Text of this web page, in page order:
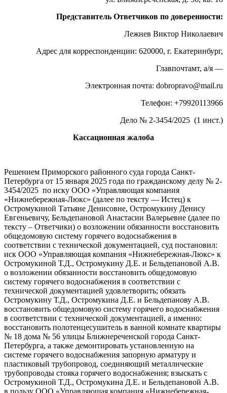
Представитель Ответчиков по доверенности:
Лежнев Виктор Николаевич
Адрес для корреспонденции: 620000, г. Екатеринбург,
Главпочтамт, а/я —
Электронная почта: dobropravo@mail.ru
Телефон: +79920113966
Дело № 2-3454/2025 (1 инст.)
Кассационная жалоба
Решением Приморского районного суда города Санкт-
Петербурга от 15 января 2025 года по гражданскому делу № 2-
3454/2025 по иску ООО «Управляющая компания
«Нижнебережная-Люкс» (далее по тексту — Истец) к
Остромукиной Татьяне Денисовне, Остромукину Денису
Евгеньевичу, Бельдепановой Анастасии Валерьевне (далее по
тексту – Ответчики) о возложении обязанности восстановить
общедомовую систему горячего водоснабжения в
соответствии с технической документацией, суд постановил:
иск ООО «Управляющая компания «Нижнебережная-Люкс» к
Остромукиной Т.Д., Остромукину Д.Е. и Бельдепановой А.В.
о возложении обязанности восстановить общедомовую
систему горячего водоснабжения в соответствии с
технической документацией удовлетворить; обязать
Остромукину Т.Д., Остромукина Д.Е. и Бельдепанову А.В.
восстановить общедомовую систему горячего водоснабжения
в соответствии с технической документацией, а именно:
восстановить полотенцесушитель в ванной комнате квартиры
№ 18 дома № 56 улицы Ближнереченской города Санкт-
Петербурга, а также демонтировать установленную на
системе горячего водоснабжения запорную арматуру и
пластиковый трубопровод, соединяющий металлические
трубопроводы стояка горячего водоснабжения; взыскать с
Остромукиной Т.Д., Остромукина Д.Е. и Бельдепановой А.В.
в пользу ООО «Управляющая компания «Нижнебережная-